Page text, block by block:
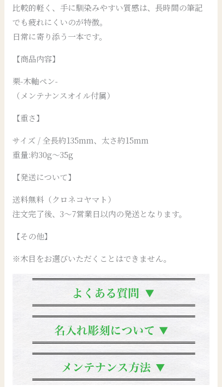
比較的軽く、手に馴染みやすい質感は、長時間の筆記
でも疲れにくいのが特徴。
日常に寄り添う一本です。
【商品内容】
栗-木軸ペン-
（メンテナンスオイル付属）
【重さ】
サイズ / 全長約135mm、太さ約15mm
重量:約30g〜35g
【発送について】
送料無料（クロネコヤマト）
注文完了後、3～7営業日以内の発送となります。
【その他】
※木目をお選びいただくことはできません。